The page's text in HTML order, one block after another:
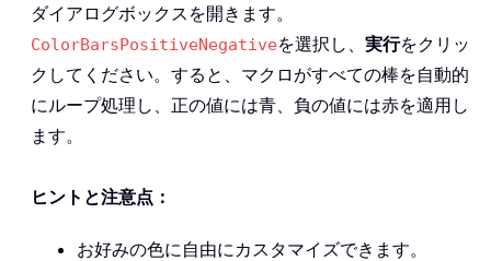
ダイアログボックスを開きます。
ColorBarsPositiveNegativeを選択し、 実行をクリッ
クしてください。すると、マクロがすべての棒を自動的
にループ処理し、正の値には青、負の値には赤を適用し
ます。
ヒントと注意点：
お好みの色に自由にカスタマイズできます。